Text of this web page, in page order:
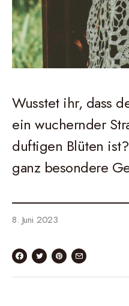
Wusstet ihr, dass
ein wuchernder
duftigen Blüten
ganz besondere
8. Juni 2023